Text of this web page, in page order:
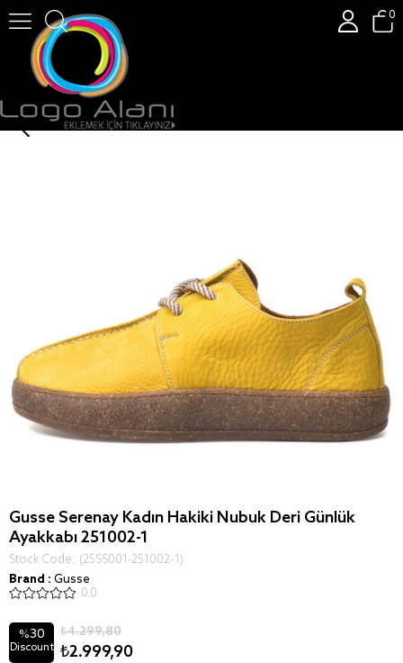
0
Gusse Serenay Kadın Hakiki Nubuk Deri Günlük Ayakkabı
Gusse Serenay Kadın Hakiki Nubuk Deri Günlük
Ayakkabı 251002-1
Stock Code
(25SS001-251002-1)
Brand : Gusse
0.0
%30
Discount
₺4.299,80
₺2.999,90